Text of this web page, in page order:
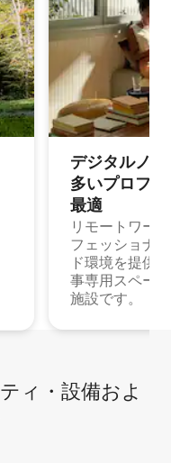
デジタルノ
多⁠いプ⁠ロ⁠フ⁠
最⁠適
リモートワー
フェッショナ
ド環境を提供
事専用スペー
施設です。
ィ⁠・設⁠備⁠およ